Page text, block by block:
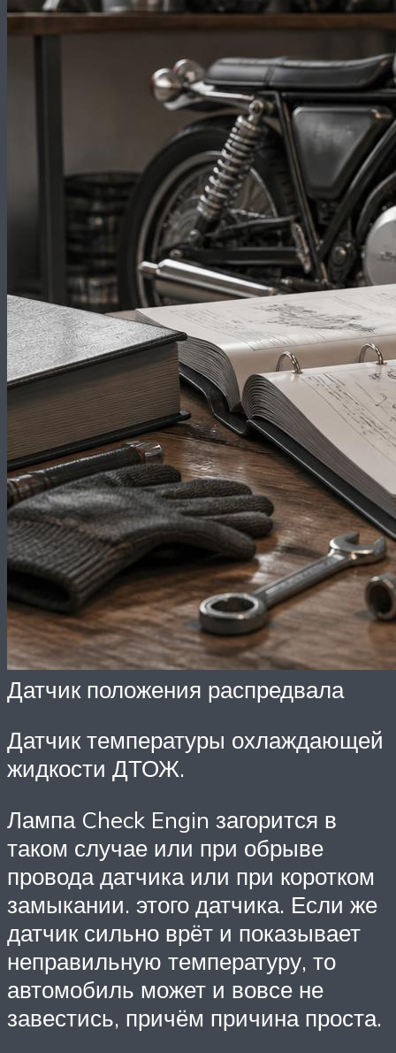
Датчик положения распредвала
Датчик температуры охлаждающей
жидкости ДТОЖ.
Лампа Check Engin загорится в
таком случае или при обрыве
провода датчика или при коротком
замыкании. этого датчика. Если же
датчик сильно врёт и показывает
неправильную температуру, то
автомобиль может и вовсе не
завестись, причём причина проста.